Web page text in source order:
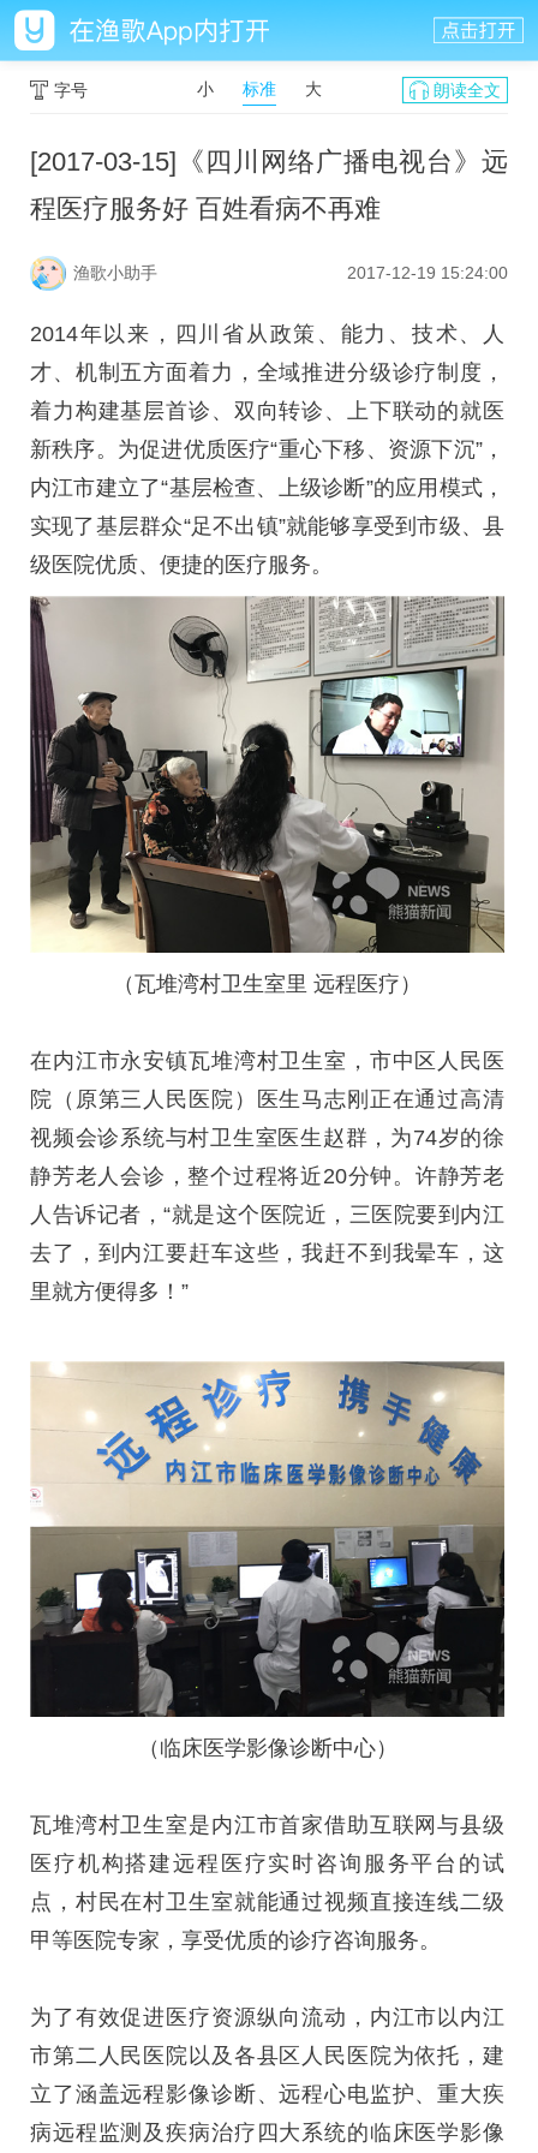
字号 小 标准 大 朗读全文
[2017-03-15]《四川网络广播电视台》远
程医疗服务好 百姓看病不再难
渔歌小助手 2017-12-19 15:24:00
2014年以来，四川省从政策、能力、技术、人
才、机制五方面着力，全域推进分级诊疗制度，
着力构建基层首诊、双向转诊、上下联动的就医
新秩序。为促进优质医疗“重心下移、资源下沉”，
内江市建立了“基层检查、上级诊断”的应用模式，
实现了基层群众“足不出镇”就能够享受到市级、县
级医院优质、便捷的医疗服务。
（瓦堆湾村卫生室里 远程医疗）
在内江市永安镇瓦堆湾村卫生室，市中区人民医
院（原第三人民医院）医生马志刚正在通过高清
视频会诊系统与村卫生室医生赵群，为74岁的徐
静芳老人会诊，整个过程将近20分钟。许静芳老
人告诉记者，“就是这个医院近，三医院要到内江
去了，到内江要赶车这些，我赶不到我晕车，这
里就方便得多！”
（临床医学影像诊断中心）
瓦堆湾村卫生室是内江市首家借助互联网与县级
医疗机构搭建远程医疗实时咨询服务平台的试
点，村民在村卫生室就能通过视频直接连线二级
甲等医院专家，享受优质的诊疗咨询服务。
为了有效促进医疗资源纵向流动，内江市以内江
市第二人民医院以及各县区人民医院为依托，建
立了涵盖远程影像诊断、远程心电监护、重大疾
病远程监测及疾病治疗四大系统的临床医学影像